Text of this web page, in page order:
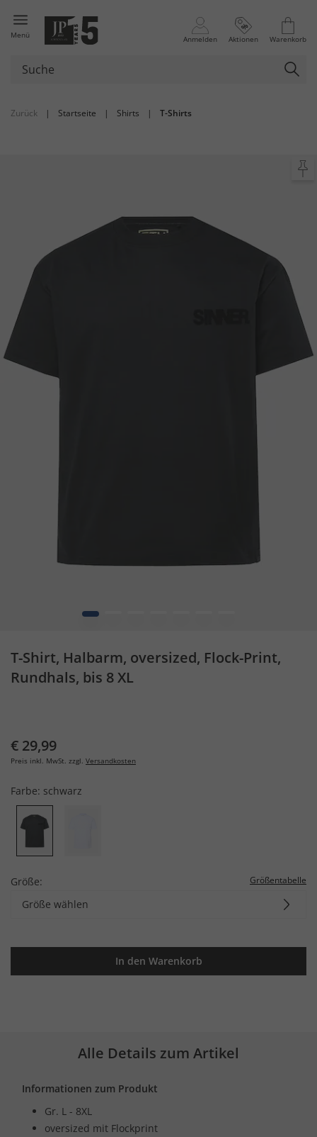
Menü Anmelden Aktionen Warenkorb
Zurück | Startseite | Shirts | T-Shirts
1
T-Shirt, Halbarm, oversized, Flock-Print,
Rundhals, bis 8 XL
€ 29,99
Preis inkl. MwSt. zzgl. Versandkosten
Farbe: schwarz
Größe: Größentabelle
Größe wählen
In den Warenkorb
Alle Details zum Artikel
Informationen zum Produkt
Gr. L - 8XL
oversized mit Flockprint